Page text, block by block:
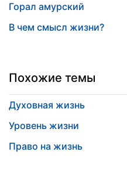
Горал амурский
В чем смысл жизни?
Похожие темы
Духовная жизнь
Уровень жизни
Право на жизнь